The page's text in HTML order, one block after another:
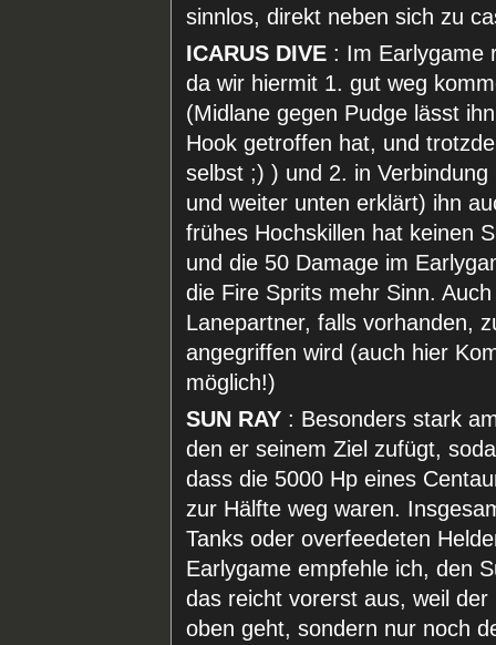
sinnlos, direkt neben sich zu
ICARUS DIVE : Im Earlygame
da wir hiermit 1. gut weg
(Midlane gegen Pudge lässt
Hook getroffen hat, und
selbst ;) ) und 2. in
und weiter unten erklärt) ihn
frühes Hochskillen hat keinen
und die 50 Damage im
die Fire Sprits mehr Sinn.
Lanepartner, falls vorhanden,
angegriffen wird (auch hier
möglich!)
SUN RAY : Besonders stark
den er seinem Ziel zufügt,
dass die 5000 Hp eines
zur Hälfte weg waren.
Tanks oder overfeedeten
Earlygame empfehle ich, den
das reicht vorerst aus, weil
oben geht, sondern nur noch